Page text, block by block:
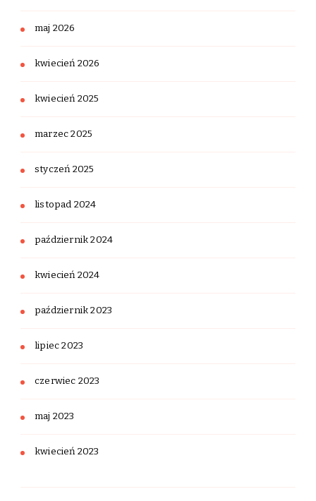
maj 2026
kwiecień 2026
kwiecień 2025
marzec 2025
styczeń 2025
listopad 2024
październik 2024
kwiecień 2024
październik 2023
lipiec 2023
czerwiec 2023
maj 2023
kwiecień 2023